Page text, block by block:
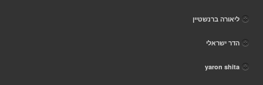
ליאורה ברנשטיין
הדר ישראלי
yaron shita